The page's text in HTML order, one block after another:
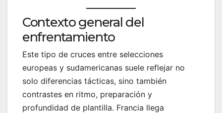
Contexto general del
enfrentamiento
Este tipo de cruces entre selecciones
europeas y sudamericanas suele reflejar no
solo diferencias tácticas, sino también
contrastes en ritmo, preparación y
profundidad de plantilla. Francia llega